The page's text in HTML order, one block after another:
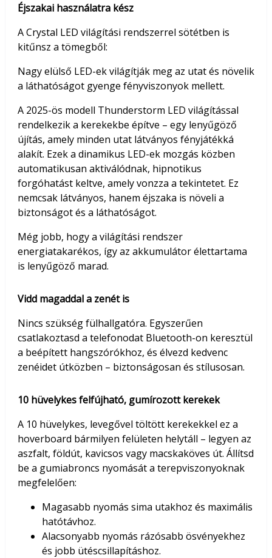
Éjszakai használatra kész
A Crystal LED világítási rendszerrel sötétben is
kitűnsz a tömegből:
Nagy elülső LED-ek világítják meg az utat és növelik
a láthatóságot gyenge fényviszonyok mellett.
A 2025-ös modell Thunderstorm LED világítással
rendelkezik a kerekekbe építve – egy lenyűgöző
újítás, amely minden utat látványos fényjátékká
alakít. Ezek a dinamikus LED-ek mozgás közben
automatikusan aktiválódnak, hipnotikus
forgóhatást keltve, amely vonzza a tekintetet. Ez
nemcsak látványos, hanem éjszaka is növeli a
biztonságot és a láthatóságot.
Még jobb, hogy a világítási rendszer
energiatakarékos, így az akkumulátor élettartama
is lenyűgöző marad.
Vidd magaddal a zenét is
Nincs szükség fülhallgatóra. Egyszerűen
csatlakoztasd a telefonodat Bluetooth-on keresztül
a beépített hangszórókhoz, és élvezd kedvenc
zenéidet útközben – biztonságosan és stílusosan.
10 hüvelykes felfújható, gumírozott kerekek
A 10 hüvelykes, levegővel töltött kerekekkel ez a
hoverboard bármilyen felületen helytáll – legyen az
aszfalt, földút, kavicsos vagy macskaköves út. Állítsd
be a gumiabroncs nyomását a terepviszonyoknak
megfelelően:
Magasabb nyomás sima utakhoz és maximális
hatótávhoz.
Alacsonyabb nyomás rázósabb ösvényekhez
és jobb ütéscsillapításhoz.